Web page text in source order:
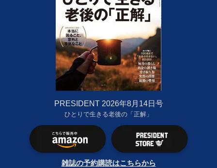
PRESIDENT 2026年8月14日号
ひとりで生きる老後の「正解」
雑誌の予約購読はこちらから